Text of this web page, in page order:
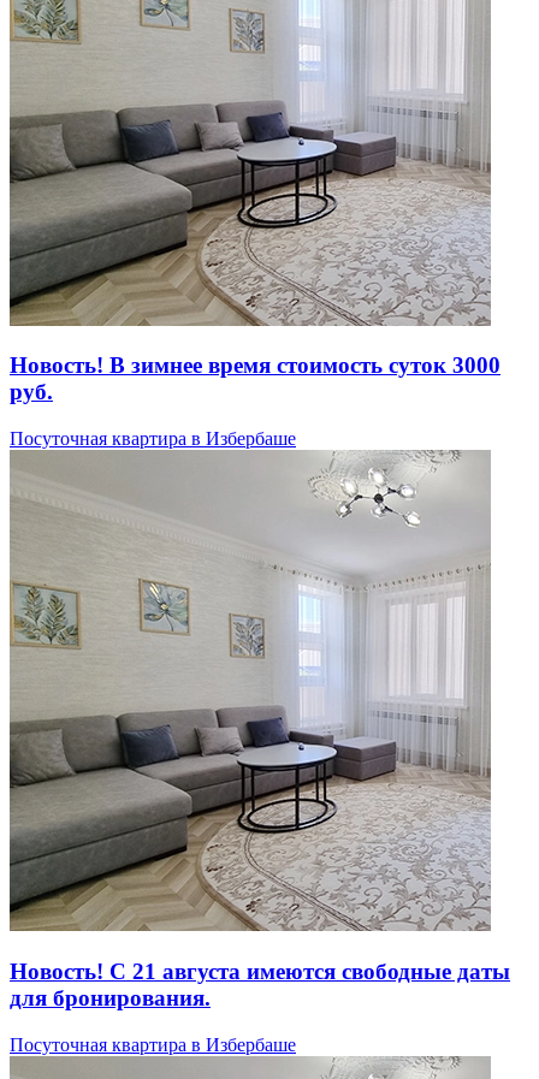
Новость! В зимнее время стоимость суток 3000
руб.
Посуточная квартира в Избербаше
Новость! С 21 августа имеются свободные даты
для бронирования.
Посуточная квартира в Избербаше